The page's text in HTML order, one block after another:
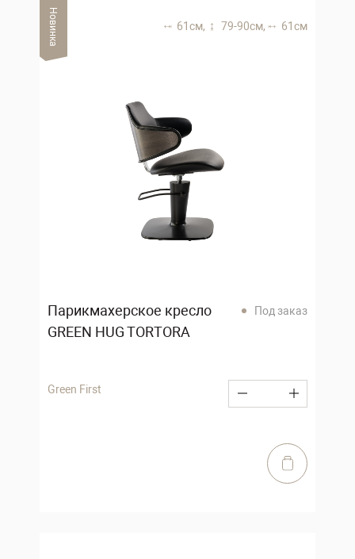
Новинка 61 см, 79-90 см, 61 см
Парикмахерское кресло
GREEN HUG TORTORA
Под заказ
Green First